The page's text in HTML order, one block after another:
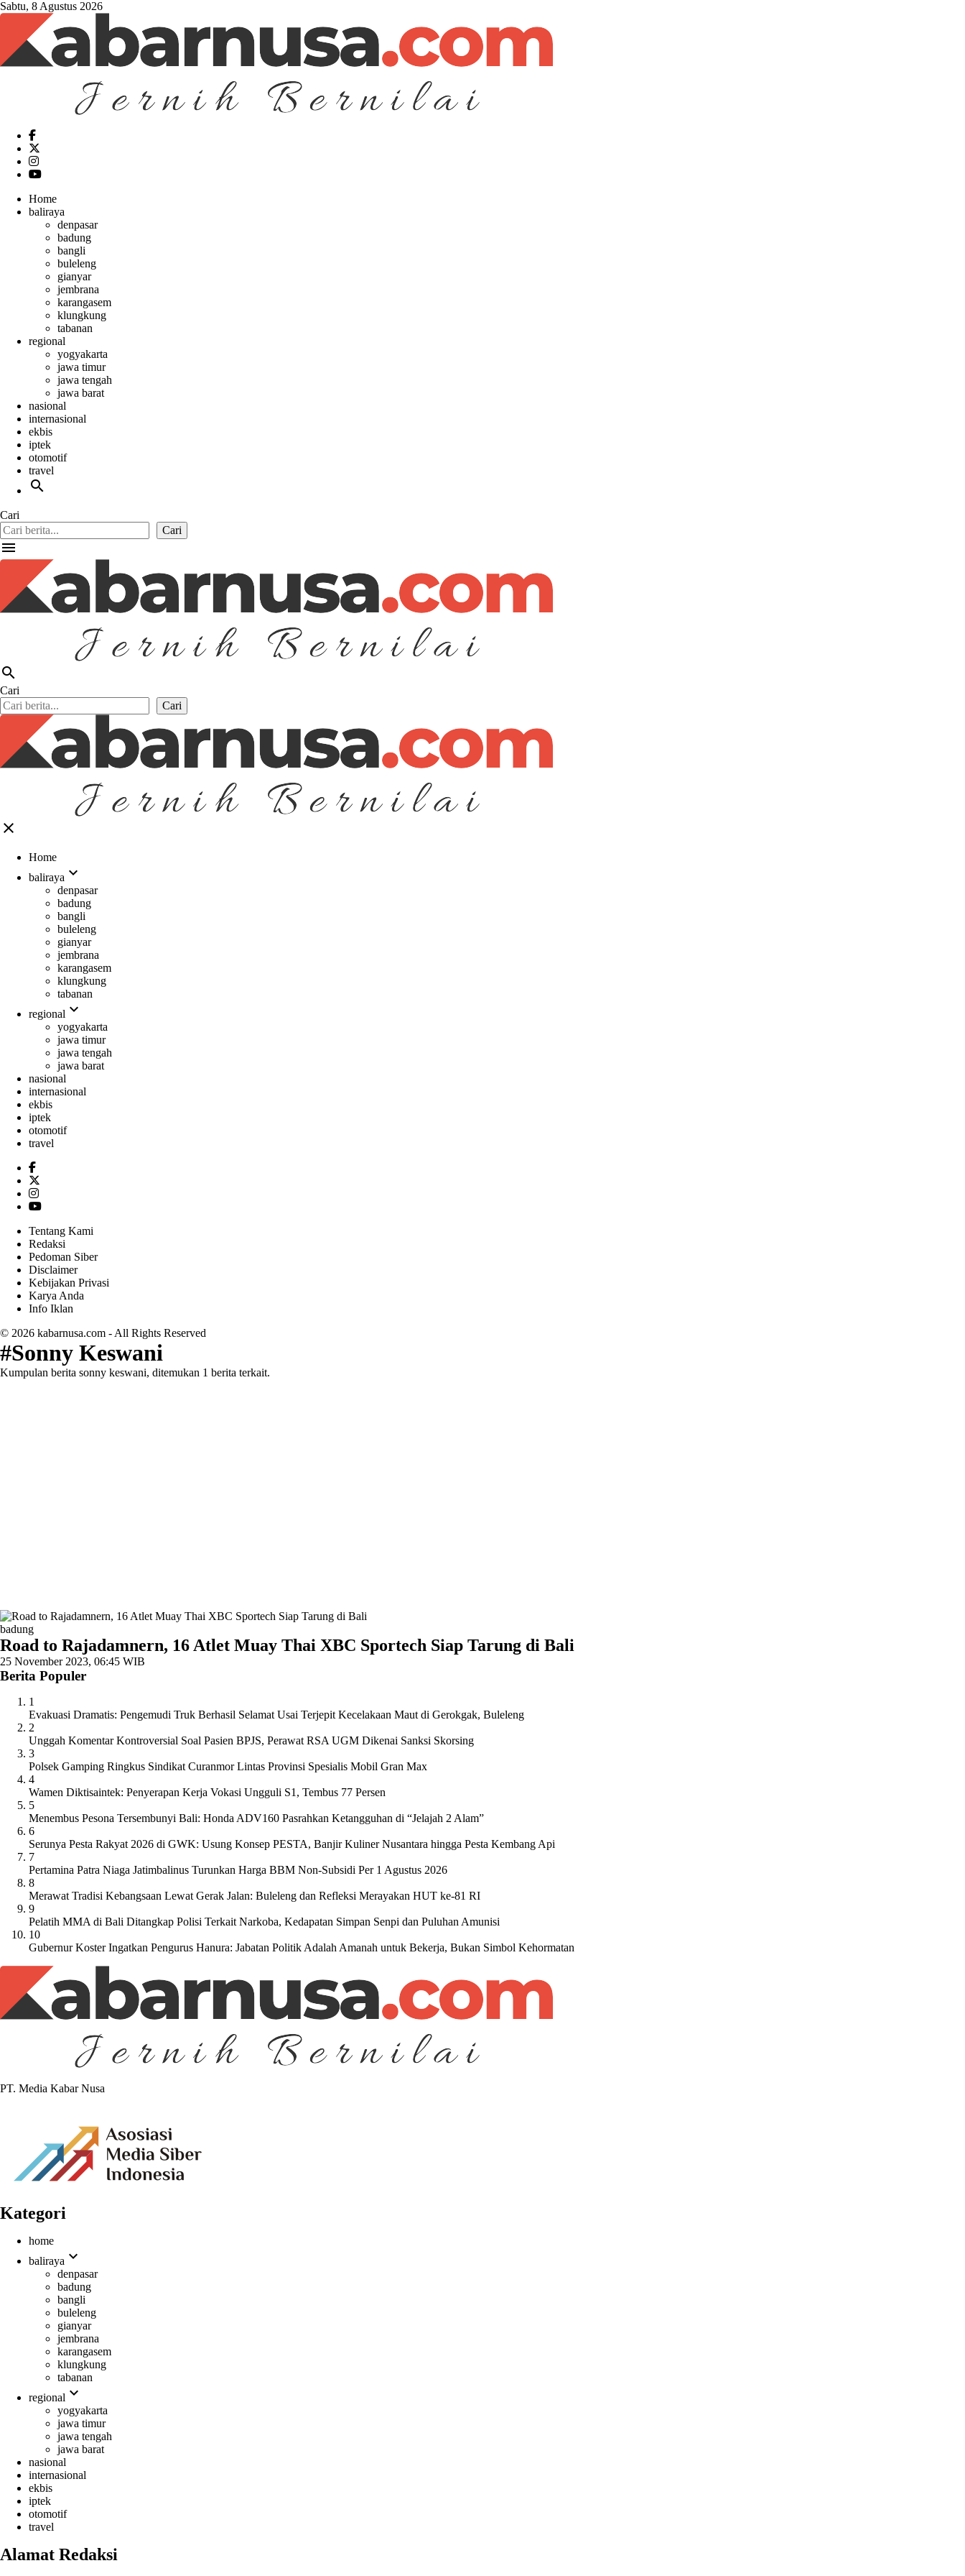
Sabtu, 8 Agustus 2026
Home
baliraya
denpasar
badung
bangli
buleleng
gianyar
jembrana
karangasem
klungkung
tabanan
regional
yogyakarta
jawa timur
jawa tengah
jawa barat
nasional
internasional
ekbis
iptek
otomotif
travel
search
Cari
Cari
menu
search
Cari
Cari
close
Home
baliraya expand_more
denpasar
badung
bangli
buleleng
gianyar
jembrana
karangasem
klungkung
tabanan
regional expand_more
yogyakarta
jawa timur
jawa tengah
jawa barat
nasional
internasional
ekbis
iptek
otomotif
travel
Tentang Kami
Redaksi
Pedoman Siber
Disclaimer
Kebijakan Privasi
Karya Anda
Info Iklan
© 2026 kabarnusa.com - All Rights Reserved
#Sonny Keswani
Kumpulan berita sonny keswani, ditemukan 1 berita terkait.
badung
Road to Rajadamnern, 16 Atlet Muay Thai XBC Sportech Siap Tarung di Bali
25 November 2023, 06:45 WIB
Berita Populer
1
Evakuasi Dramatis: Pengemudi Truk Berhasil Selamat Usai Terjepit Kecelakaan Maut di Gerokgak, Buleleng
2
Unggah Komentar Kontroversial Soal Pasien BPJS, Perawat RSA UGM Dikenai Sanksi Skorsing
3
Polsek Gamping Ringkus Sindikat Curanmor Lintas Provinsi Spesialis Mobil Gran Max
4
Wamen Diktisaintek: Penyerapan Kerja Vokasi Ungguli S1, Tembus 77 Persen
5
Menembus Pesona Tersembunyi Bali: Honda ADV160 Pasrahkan Ketangguhan di “Jelajah 2 Alam”
6
Serunya Pesta Rakyat 2026 di GWK: Usung Konsep PESTA, Banjir Kuliner Nusantara hingga Pesta Kembang Api
7
Pertamina Patra Niaga Jatimbalinus Turunkan Harga BBM Non-Subsidi Per 1 Agustus 2026
8
Merawat Tradisi Kebangsaan Lewat Gerak Jalan: Buleleng dan Refleksi Merayakan HUT ke-81 RI
9
Pelatih MMA di Bali Ditangkap Polisi Terkait Narkoba, Kedapatan Simpan Senpi dan Puluhan Amunisi
10
Gubernur Koster Ingatkan Pengurus Hanura: Jabatan Politik Adalah Amanah untuk Bekerja, Bukan Simbol Kehormatan
PT. Media Kabar Nusa
Kategori
home
baliraya expand_more
denpasar
badung
bangli
buleleng
gianyar
jembrana
karangasem
klungkung
tabanan
regional expand_more
yogyakarta
jawa timur
jawa tengah
jawa barat
nasional
internasional
ekbis
iptek
otomotif
travel
Alamat Redaksi